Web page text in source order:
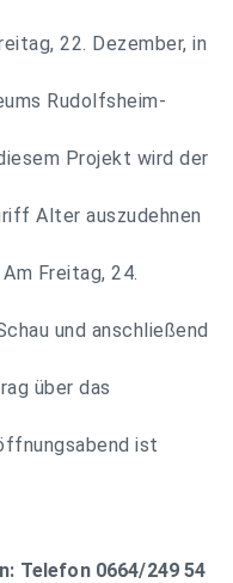
22. Dezember, in
Rudolfsheim-
Projekt wird der
Alter auszudehnen
Freitag, 24.
und anschließend
über das
ist
Telefon 0664/249 54